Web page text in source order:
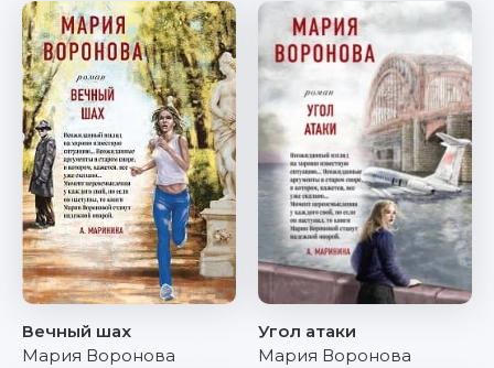
Вечный шах
Мария Воронова
Угол атаки
Мария Воронова